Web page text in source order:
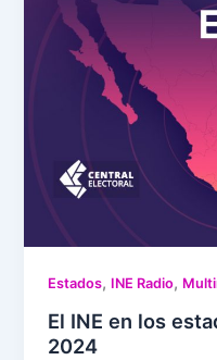
Estados, INE Radio,
El INE en los
2024